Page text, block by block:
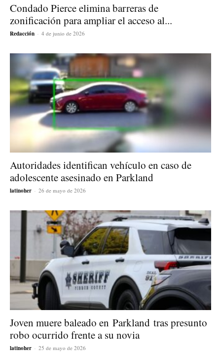
Condado Pierce elimina barreras de
zonificación para ampliar el acceso al...
Redacción - 4 de junio de 2026
Autoridades identifican vehículo en caso de
adolescente asesinado en Parkland
latinoher - 26 de mayo de 2026
Joven muere baleado en Parkland tras presunto
robo ocurrido frente a su novia
latinoher - 25 de mayo de 2026